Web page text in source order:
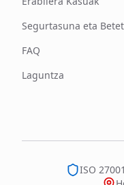
Segurtasuna eta
FAQ
Laguntza
ISO